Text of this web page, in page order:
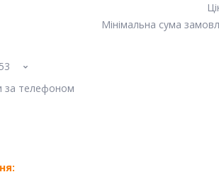
Мінімальна сума
за телефоном